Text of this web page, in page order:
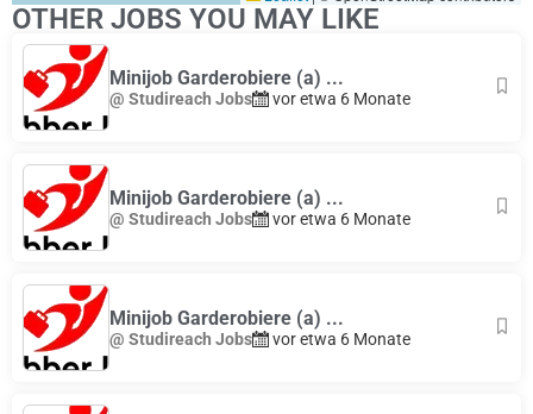
OTHER JOBS YOU MAY LIKE
Minijob Garderobiere (a) ...
@ Studireach Jobs vor etwa 6 Monate
Minijob Garderobiere (a) ...
@ Studireach Jobs vor etwa 6 Monate
Minijob Garderobiere (a) ...
@ Studireach Jobs vor etwa 6 Monate